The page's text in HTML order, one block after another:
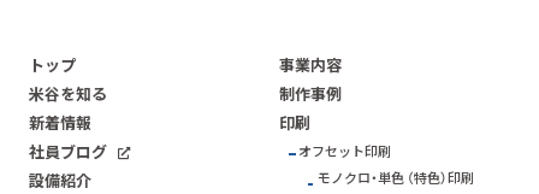
トップ
米谷を知る
新着情報
社員ブログ
設備紹介
事業内容
制作事例
印刷
オフセット印刷
モノクロ・単色 （特色）印刷